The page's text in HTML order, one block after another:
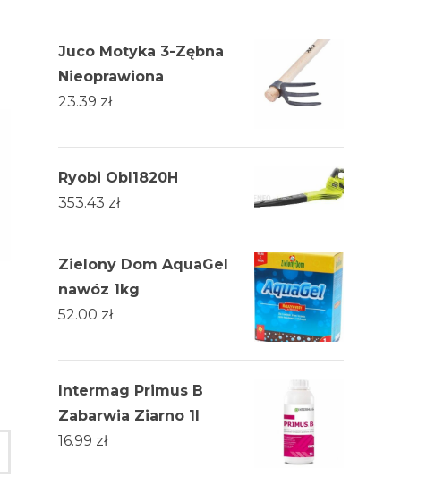
Juco Motyka 3-Zębna
Nieoprawiona
23.39 zł
Ryobi Obl1820H
353.43 zł
Zielony Dom AquaGel
nawóz 1kg
52.00 zł
Intermag Primus B
Zabarwia Ziarno 1l
16.99 zł